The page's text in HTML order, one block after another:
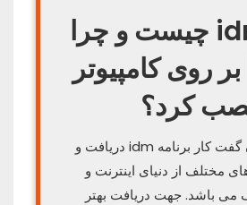
برنامه idm چیست و چرا
بر روی کامپیوتر
کرد؟
در یک کلام میتوان گفت کار برنامه idm دریافت و
های مختلف از دنیای اینترنت و
باشد. جهت دریافت بهتر